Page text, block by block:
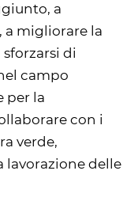
a
a migliorare la
di
campo
per la
con i
verde,
delle